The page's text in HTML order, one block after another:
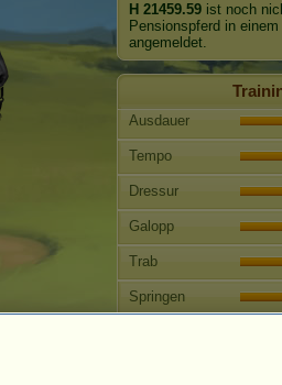
H 21459.59 ist noch
Pensionspferd in
angemeldet.
Ausdauer
Tempo
Dressur
Galopp
Trab
Springen